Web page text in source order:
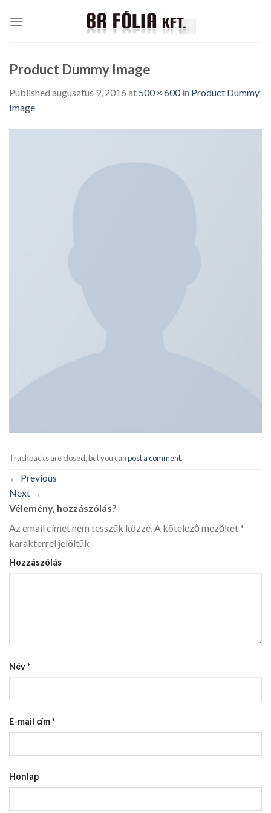
Product Dummy Image
Published augusztus 9, 2016 at 500 × 600in Product Dummy
Image
Trackbacks are closed, but you canpost a comment.
← Previous
Next →
Vélemény, hozzászólás?
Az email címet nem tesszük közzé.A kötelező mezőket *
karakterrel jelöltük
Hozzászólás
Név*
E-mail cím*
Honlap